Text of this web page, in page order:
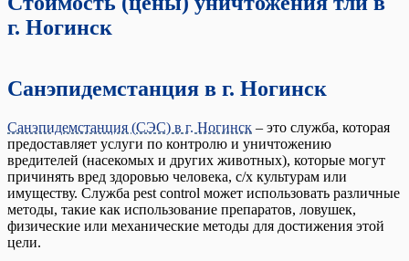
г. Ногинск
Санэпидемстанция в г. Ногинск
Санэпидемстанция (СЭС) в г. Ногинск – это служба, которая
предоставляет услуги по контролю и уничтожению
вредителей (насекомых и других животных), которые могут
причинять вред здоровью человека, с/х культурам или
имуществу. Служба pest control может использовать различные
методы, такие как использование препаратов, ловушек,
физические или механические методы для достижения этой
цели.